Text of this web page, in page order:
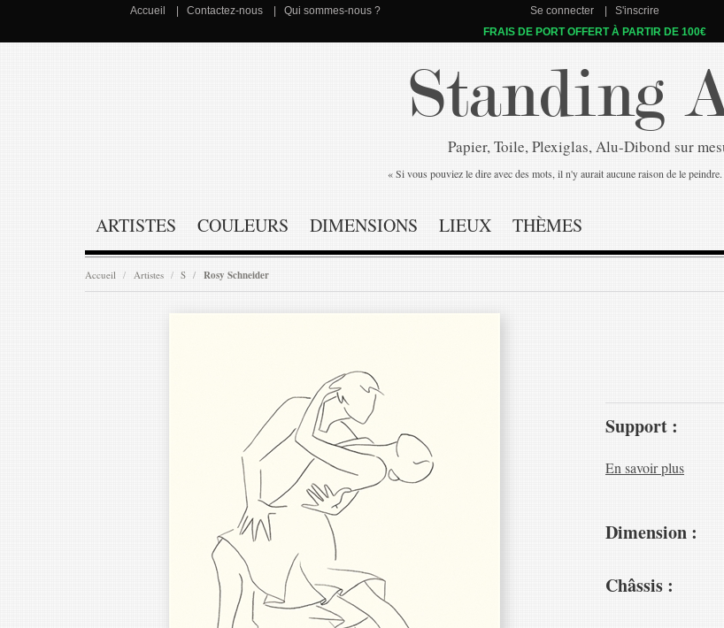
Accueil Contactez-nous Qui sommes-nous ? Se connecter S'inscrire
FRAIS DE PORT OFFERT À PARTIR DE 100€
Standing
Papier, Toile, Plexiglas, Alu-Dibond sur
« Si vous pouviez le dire avec des mots, il n'y aurait aucune raison de le
ARTISTES COULEURS DIMENSIONS LIEUX THÈMES
Accueil Artistes S Rosy Schneider
Support :
En savoir plus
Dimension :
Châssis :